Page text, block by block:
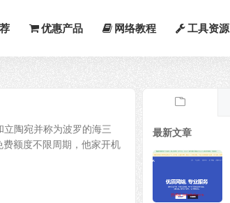
优惠产品 网络教程 工具资源
陶宛并称为波罗的海三
额度不限周期，他家开机
最新文章